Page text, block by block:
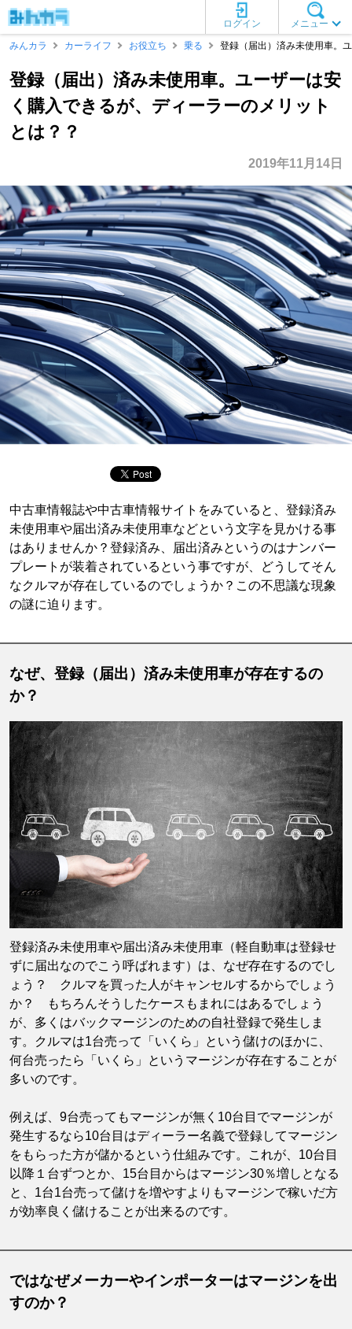
メニュー
ログイン
みんカラ
カーライフ お役立ち 乗る 登録（届出）済み未使用車。
登録（届出）済み未使用車。ユーザーは安
く購入できるが、ディーラーのメリット
とは？？
2019年11月14日
中古車情報誌や中古車情報サイトをみていると、登録済み
未使用車や届出済み未使用車などという文字を見かける事
はありませんか？登録済み、届出済みというのはナンバー
プレートが装着されているという事ですが、どうしてそん
なクルマが存在しているのでしょうか？この不思議な現象
の謎に迫ります。
なぜ、登録（届出）済み未使用車が存在するの
か？
登録済み未使用車や届出済み未使用車（軽自動車は登録せ
ずに届出なのでこう呼ばれます）は、なぜ存在するのでし
ょう？ クルマを買った人がキャンセルするからでしょう
か？ もちろんそうしたケースもまれにはあるでしょう
が、多くはバックマージンのための自社登録で発生しま
す。クルマは1台売って「いくら」という儲けのほかに、
何台売ったら「いくら」というマージンが存在することが
多いのです。
例えば、9台売ってもマージンが無く10台目でマージンが
発生するなら10台目はディーラー名義で登録してマージン
をもらった方が儲かるという仕組みです。これが、10台目
以降１台ずつとか、15台目からはマージン30％増しとなる
と、1台1台売って儲けを増やすよりもマージンで稼いだ方
が効率良く儲けることが出来るのです。
ではなぜメーカーやインポーターはマージンを出
すのか？